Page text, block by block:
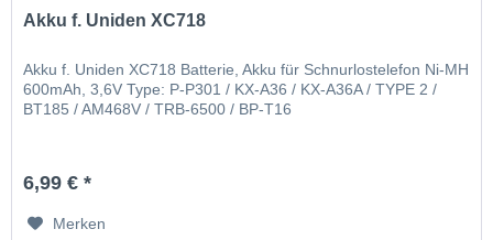
Akku f. Uniden XC718
Akku f. Uniden XC718 Batterie, Akku für Schnurlostelefon Ni-MH
600mAh, 3,6V Type: P-P301 / KX-A36 / KX-A36A / TYPE 2 /
BT185 / AM468V / TRB-6500 / BP-T16
6,99 € *
Merken